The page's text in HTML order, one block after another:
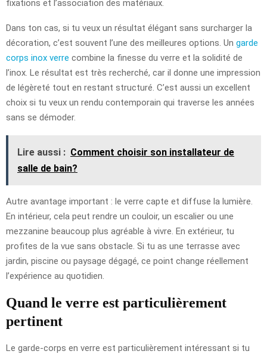
fixations et l’association des matériaux.
Dans ton cas, si tu veux un résultat élégant sans surcharger la
décoration, c’est souvent l’une des meilleures options. Un garde
corps inox verre combine la finesse du verre et la solidité de
l’inox. Le résultat est très recherché, car il donne une impression
de légèreté tout en restant structuré. C’est aussi un excellent
choix si tu veux un rendu contemporain qui traverse les années
sans se démoder.
Lire aussi : Comment choisir son installateur de
salle de bain?
Autre avantage important : le verre capte et diffuse la lumière.
En intérieur, cela peut rendre un couloir, un escalier ou une
mezzanine beaucoup plus agréable à vivre. En extérieur, tu
profites de la vue sans obstacle. Si tu as une terrasse avec
jardin, piscine ou paysage dégagé, ce point change réellement
l’expérience au quotidien.
Quand le verre est particulièrement
pertinent
Le garde-corps en verre est particulièrement intéressant si tu